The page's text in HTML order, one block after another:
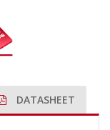
DATASHEET